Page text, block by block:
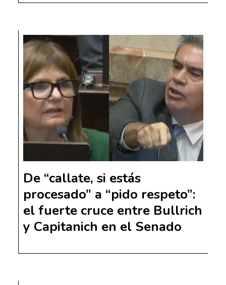
De “callate, si estás
procesado” a “pido respeto”:
el fuerte cruce entre Bullrich
y Capitanich en el Senado